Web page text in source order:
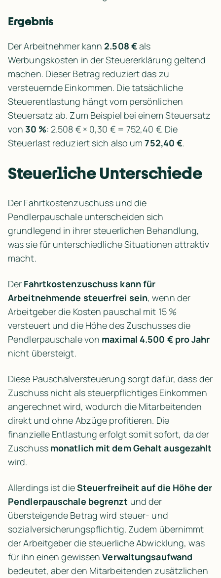
Ergebnis
Der Arbeitnehmer kann 2.508 € als
Werbungskosten in der Steuererklärung geltend
machen. Dieser Betrag reduziert das zu
versteuernde Einkommen. Die tatsächliche
Steuerentlastung hängt vom persönlichen
Steuersatz ab. Zum Beispiel bei einem Steuersatz
von 30 %: 2.508 € × 0,30 € = 752,40 €. Die
Steuerlast reduziert sich also um 752,40 €.
Steuerliche Unterschiede
Der Fahrtkostenzuschuss und die
Pendlerpauschale unterscheiden sich
grundlegend in ihrer steuerlichen Behandlung,
was sie für unterschiedliche Situationen attraktiv
macht.
Der Fahrtkostenzuschuss kann für
Arbeitnehmende steuerfrei sein, wenn der
Arbeitgeber die Kosten pauschal mit 15 %
versteuert und die Höhe des Zuschusses die
Pendlerpauschale von maximal 4.500 € pro Jahr
nicht übersteigt.
Diese Pauschalversteuerung sorgt dafür, dass der
Zuschuss nicht als steuerpflichtiges Einkommen
angerechnet wird, wodurch die Mitarbeitenden
direkt und ohne Abzüge profitieren. Die
finanzielle Entlastung erfolgt somit sofort, da der
Zuschuss monatlich mit dem Gehalt ausgezahlt
wird.
Allerdings ist die Steuerfreiheit auf die Höhe der
Pendlerpauschale begrenzt und der
übersteigende Betrag wird steuer- und
sozialversicherungspflichtig. Zudem übernimmt
der Arbeitgeber die steuerliche Abwicklung, was
für ihn einen gewissen Verwaltungsaufwand
bedeutet, aber den Mitarbeitenden zusätzlichen